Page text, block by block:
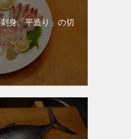
身「平造り」の切